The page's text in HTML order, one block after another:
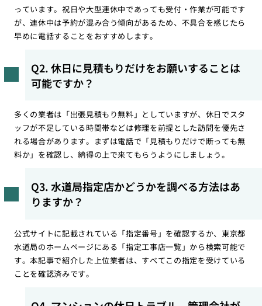
っています。祝日や大型連休中であっても受付・作業が可能です
が、連休中は予約が混み合う傾向があるため、不具合を感じたら
早めに電話することをおすすめします。
Q2. 休日に見積もりだけをお願いすることは
可能ですか？
多くの業者は「出張見積もり無料」としていますが、休日でスタ
ッフが不足している時間帯などは修理を前提とした訪問を優先さ
れる場合があります。まずは電話で「見積もりだけで断っても無
料か」を確認し、納得の上で来てもらうようにしましょう。
Q3. 水道局指定店かどうかを調べる方法はあ
りますか？
公式サイトに記載されている「指定番号」を確認するか、東京都
水道局のホームページにある「指定工事店一覧」から検索可能で
す。本記事で紹介した上位業者は、すべてこの指定を受けている
ことを確認済みです。